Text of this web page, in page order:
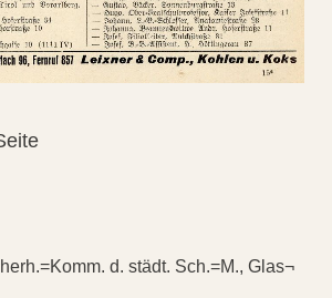
d. städt. Sch.=M., Glas¬